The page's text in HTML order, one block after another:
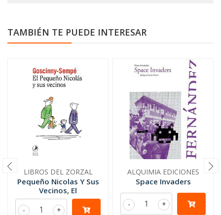
TAMBIÉN TE PUEDE INTERESAR
LIBROS DEL ZORZAL
Pequeño Nicolas Y Sus
Vecinos, El
+
-
ALQUIMIA EDICIONES
Space Invaders
+
-